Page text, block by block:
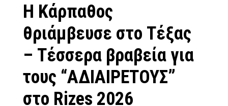
Η Κάρπαθος
θριάμβευσε στο Τέξας
– Τέσσερα βραβεία για
τους “ΑΔΙΑΙΡΕΤΟΥΣ”
στο Rizes 2026